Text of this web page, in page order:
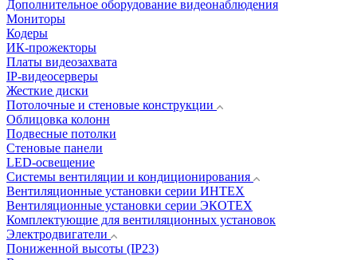
Дополнительное оборудование видеонаблюдения
Мониторы
Кодеры
ИК-прожекторы
Платы видеозахвата
IP-видеосерверы
Жесткие диски
Потолочные и стеновые конструкции
Облицовка колонн
Подвесные потолки
Стеновые панели
LED-освещение
Системы вентиляции и кондиционирования
Вентиляционные установки серии ИНТЕХ
Вентиляционные установки серии ЭКОТЕХ
Комплектующие для вентиляционных установок
Электродвигатели
Пониженной высоты (IP23)